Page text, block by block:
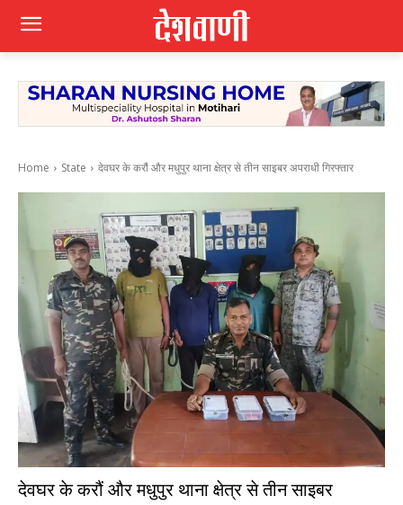
Home State देवघर के करौं और मधुपुर थाना क्षेत्र से तीन साइबर अपराधी गिरफ्तार
देवघर के करौं और मधुपुर थाना क्षेत्र से तीन साइबर